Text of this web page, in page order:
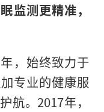
监测更精准，
，始终致力于
专业的健康服
航。2017年，